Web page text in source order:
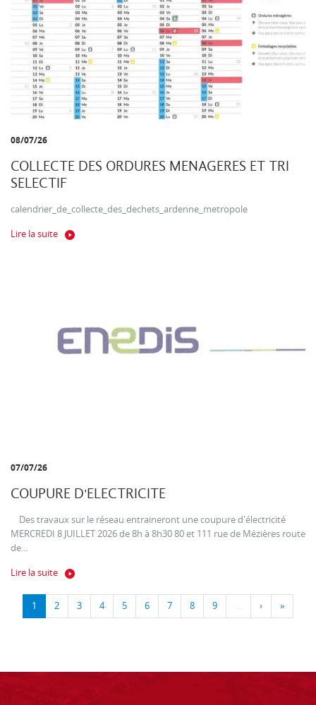
08/07/26
COLLECTE DES ORDURES MENAGERES ET TRI
SELECTIF
calendrier_de_collecte_des_dechets_ardenne_metropole
Lire la suite
07/07/26
COUPURE D'ELECTRICITE
Des travaux sur le réseau entraineront une coupure d'électricité
MERCREDI 8 JUILLET 2026 de 8h à 8h30 80 et 111 rue de Mézières route
de...
Lire la suite
1 2 3 4 5 6 7 8 9 … › »